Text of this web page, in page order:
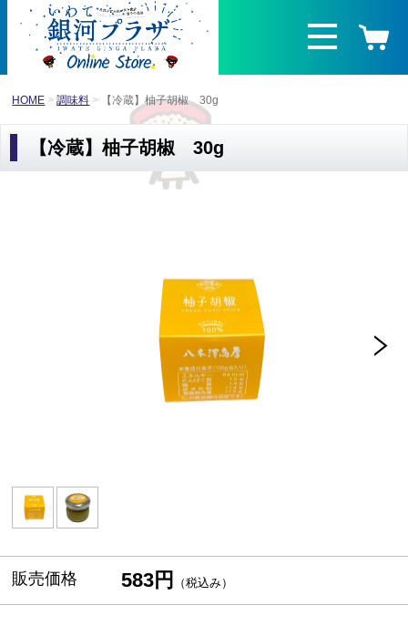
HOME 調味料 【冷蔵】柚子胡椒 30g
【冷蔵】柚子胡椒 30g
販売価格 583円 （税込み）